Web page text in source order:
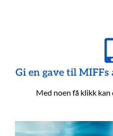
Gi en gave til
Med noen få klikk